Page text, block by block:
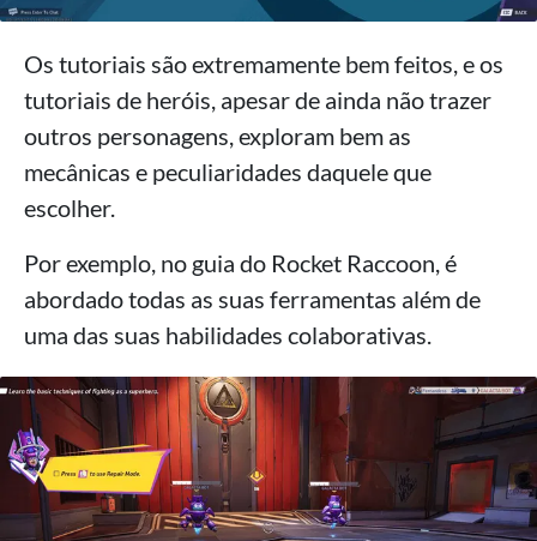
Os tutoriais são extremamente bem feitos, e os
tutoriais de heróis, apesar de ainda não trazer
outros personagens, exploram bem as
mecânicas e peculiaridades daquele que
escolher.
Por exemplo, no guia do Rocket Raccoon, é
abordado todas as suas ferramentas além de
uma das suas habilidades colaborativas.